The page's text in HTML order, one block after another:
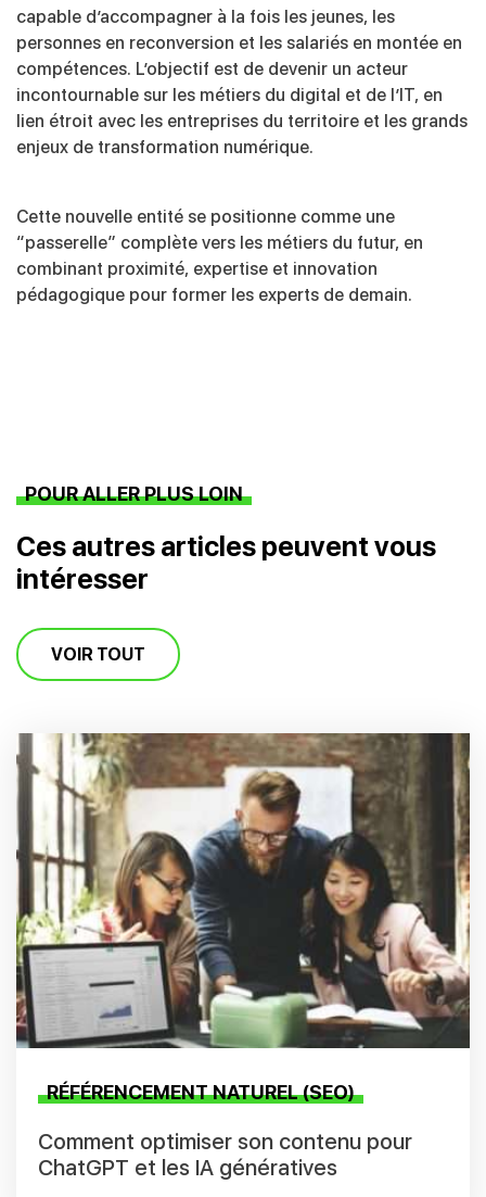
capable d’accompagner à la fois les jeunes, les
personnes en reconversion et les salariés en montée en
compétences. L’objectif est de devenir un acteur
incontournable sur les métiers du digital et de l’IT, en
lien étroit avec les entreprises du territoire et les grands
enjeux de transformation numérique.
Cette nouvelle entité se positionne comme une
“passerelle” complète vers les métiers du futur, en
combinant proximité, expertise et innovation
pédagogique pour former les experts de demain.
POUR ALLER PLUS LOIN
Ces autres articles peuvent vous
intéresser
VOIR TOUT
RÉFÉRENCEMENT NATUREL (SEO)
Comment optimiser son contenu pour
ChatGPT et les IA génératives